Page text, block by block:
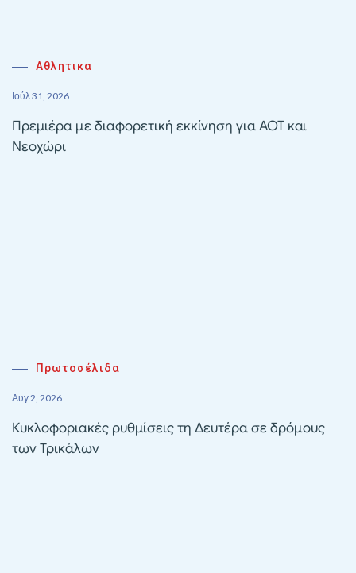
Αθλητικα
Ιούλ 31, 2026
Πρεμιέρα με διαφορετική εκκίνηση για ΑΟΤ και
Νεοχώρι
Πρωτοσέλιδα
Αυγ 2, 2026
Κυκλοφοριακές ρυθμίσεις τη Δευτέρα σε δρόμους
των Τρικάλων